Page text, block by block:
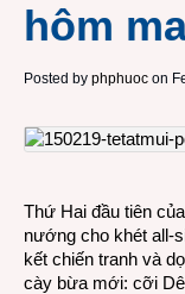
hôm
Posted by phphuoc on
Thứ Hai đầu tiên
nướng cho khét all-
kết chiến tranh và
cày bừa mới: cỡi